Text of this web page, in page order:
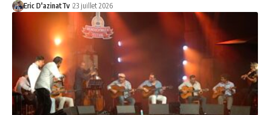
Eric D'azinatTv 23 juillet 2026